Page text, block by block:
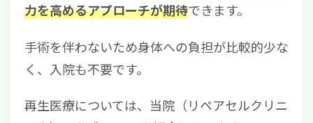
力を高めるアプローチが期待できます。
手術を伴わないため身体への負担が比較的少な
く、入院も不要です。
再生医療については、当院（リペアセルクリニ